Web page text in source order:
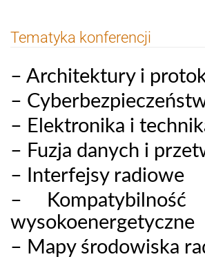
Tematyka konferencji
– Architektury i
–
– Elektronika i
– Fuzja danych i
– Interfejsy radiowe
– Kompatybilność
wysokoenergetyczne
– Mapy środowiska